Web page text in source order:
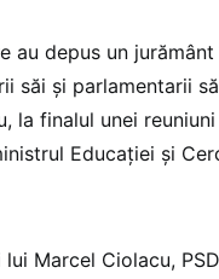
au depus un
săi și parlamentarii
la finalul unei
Educației și
Marcel Ciolacu,